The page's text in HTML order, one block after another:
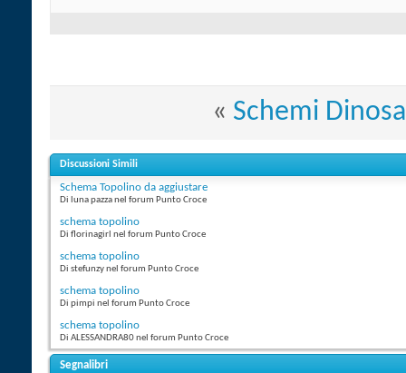
« Schemi
Discussioni Simili
Schema Topolino da aggiustare
Di luna pazza nel forum Punto Croce
schema topolino
Di florinagirl nel forum Punto Croce
schema topolino
Di stefunzy nel forum Punto Croce
schema topolino
Di pimpi nel forum Punto Croce
schema topolino
Di ALESSANDRA80 nel forum Punto Croce
Segnalibri